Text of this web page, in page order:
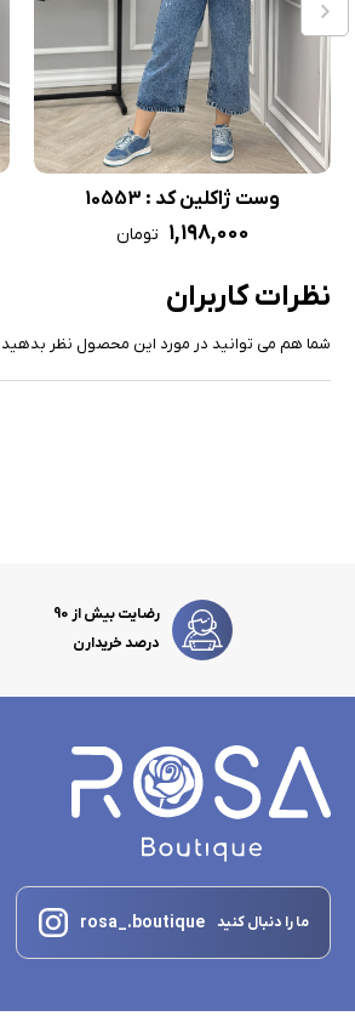
وست ژاکلین کد : 10553
۱,۱۹۸,۰۰۰ تومان
نظرات کاربران
شما هم می توانید در مورد این محصول نظر بدهید
رضایت بیش از 90
درصد خریدارن
ما را دنبال کنید rosa_.boutique